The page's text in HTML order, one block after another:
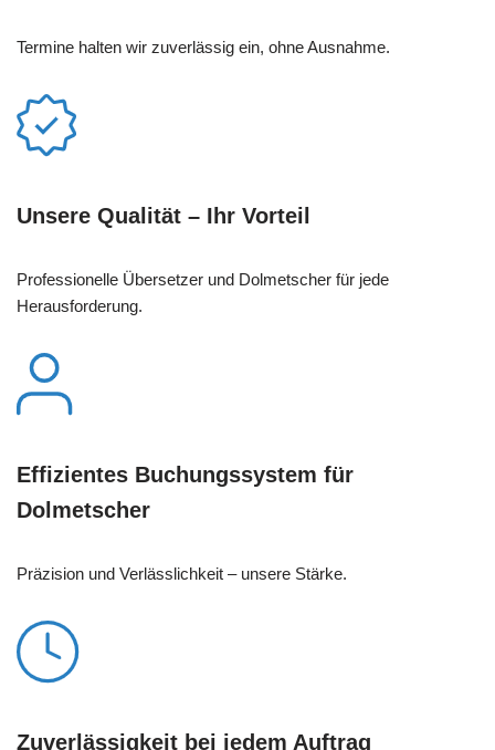
Termine halten wir zuverlässig ein, ohne Ausnahme.
Unsere Qualität – Ihr Vorteil
Professionelle Übersetzer und Dolmetscher für jede
Herausforderung.
Effizientes Buchungssystem für
Dolmetscher
Präzision und Verlässlichkeit – unsere Stärke.
Zuverlässigkeit bei jedem Auftrag